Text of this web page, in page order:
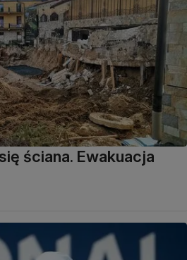
ściana. Ewakuacja